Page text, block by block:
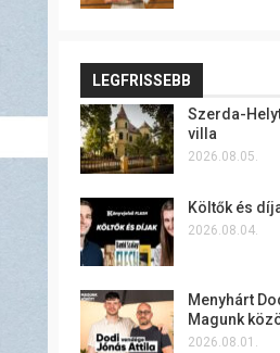
LEGFRISSEBB
Szerda-
villa
2026.08.05.
Költők és
2026.08.04.
Menyhárt
Magunk
2026.08.01.